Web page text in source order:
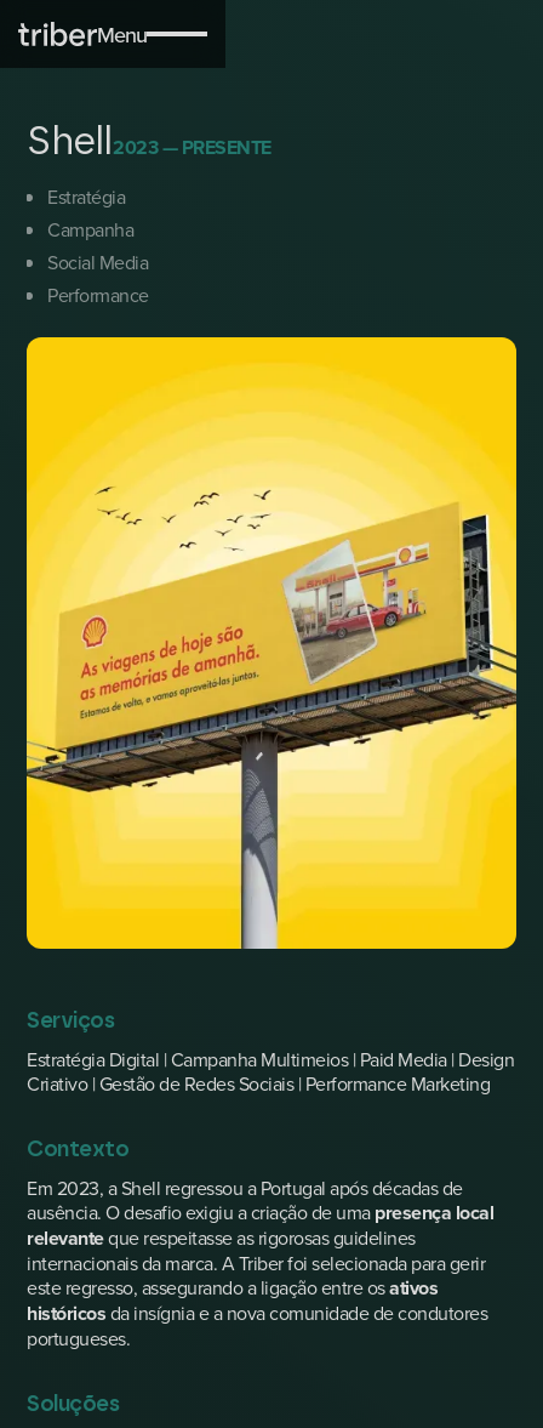
Menu
Sobre Nós
Blog
Contactos
Política de Cookies
Shell 2023 — PRESENTE
Estratégia
Campanha
Social Media
Performance
Serviços
Estratégia Digital | Campanha Multimeios | Paid Media | Design
Criativo | Gestão de Redes Sociais | Performance Marketing
Contexto
Em 2023, a Shell regressou a Portugal após décadas de
ausência. O desafio exigiu a criação de umapresença local
relevanteque respeitasse as rigorosas guidelines
internacionais da marca. A Triber foi selecionada para gerir
este regresso, assegurando a ligação entre osativos
históricosda insígnia e a nova comunidade de condutores
portugueses.
Soluções